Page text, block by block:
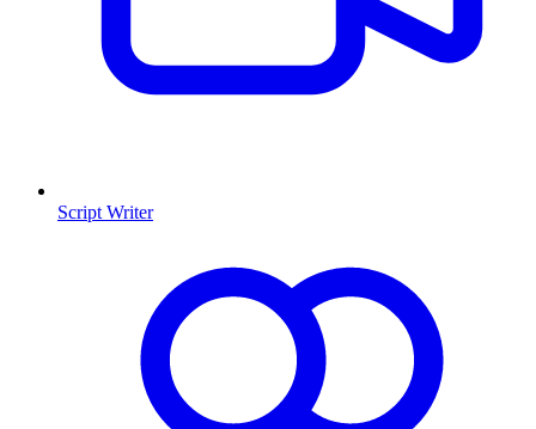
Script Writer